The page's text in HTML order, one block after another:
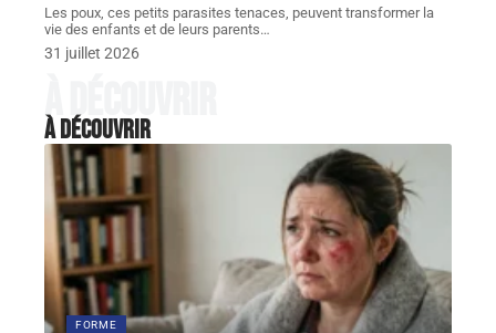
Les poux, ces petits parasites tenaces, peuvent transformer la
vie des enfants et de leurs parents…
31 juillet 2026
À découvrir
À découvrir
FORME